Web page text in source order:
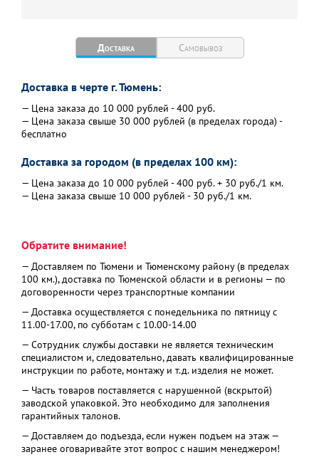
Доставка Самовывоз
Доставка в черте г. Тюмень:
— Цена заказа до 10 000 рублей - 400 руб.
— Цена заказа свыше 30 000 рублей (в пределах города) -
бесплатно
Доставка за городом (в пределах 100 км):
— Цена заказа до 10 000 рублей - 400 руб. + 30 руб./1 км.
— Цена заказа свыше 10 000 рублей - 30 руб./1 км.
Обратите внимание!
— Доставляем по Тюмени и Тюменскому району (в пределах
100 км.), доставка по Тюменской области и в регионы — по
договоренности через транспортные компании
— Доставка осуществляется с понедельника по пятницу с
11.00-17.00, по субботам с 10.00-14.00
— Сотрудник службы доставки не является техническим
специалистом и, следовательно, давать квалифицированные
инструкции по работе, монтажу и т.д. изделия не может.
— Часть товаров поставляется с нарушенной (вскрытой)
заводской упаковкой. Это необходимо для заполнения
гарантийных талонов.
— Доставляем до подъезда, если нужен подъем на этаж —
заранее оговаривайте этот вопрос с нашим менеджером!